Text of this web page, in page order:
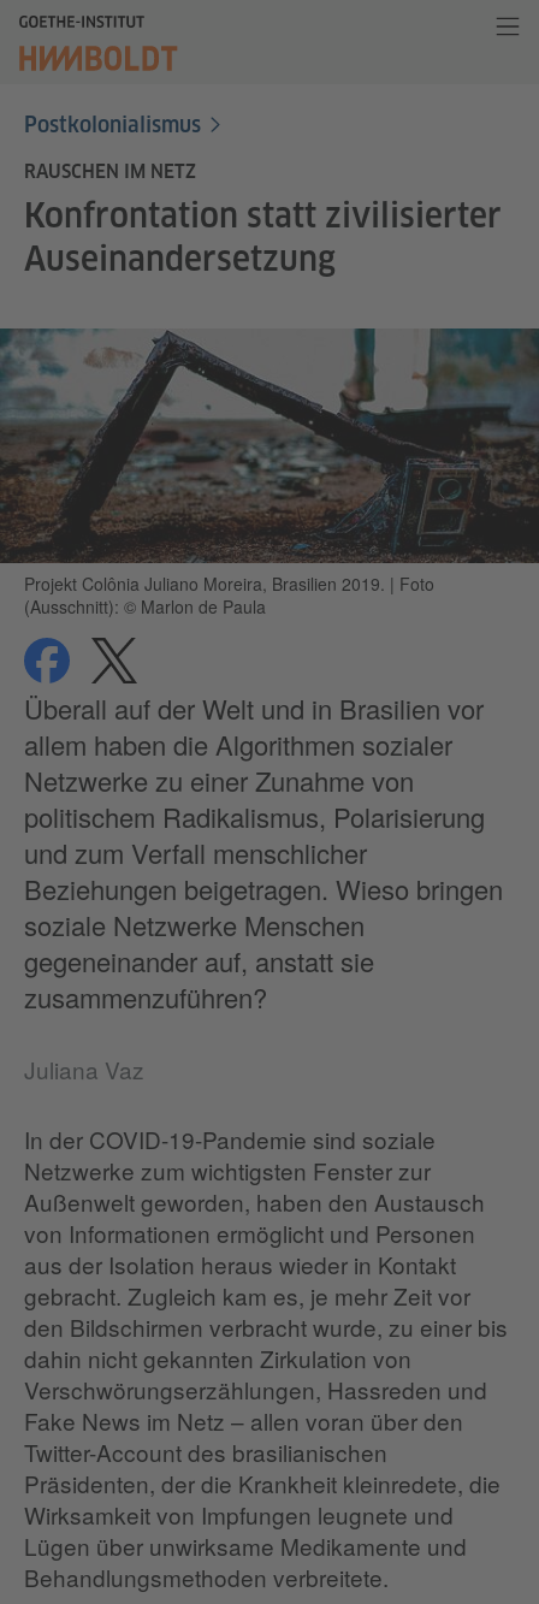
Postkolonialismus
RAUSCHEN IM NETZ
Konfrontation statt zivilisierter
Auseinandersetzung
Projekt Colônia Juliano Moreira, Brasilien 2019. | Foto
(Ausschnitt): © Marlon de Paula
teilen teilen
Überall auf der Welt und in Brasilien vor
allem haben die Algorithmen sozialer
Netzwerke zu einer Zunahme von
politischem Radikalismus, Polarisierung
und zum Verfall menschlicher
Beziehungen beigetragen. Wieso bringen
soziale Netzwerke Menschen
gegeneinander auf, anstatt sie
zusammenzuführen?
Juliana Vaz
In der COVID-19-Pandemie sind soziale
Netzwerke zum wichtigsten Fenster zur
Außenwelt geworden, haben den Austausch
von Informationen ermöglicht und Personen
aus der Isolation heraus wieder in Kontakt
gebracht. Zugleich kam es, je mehr Zeit vor
den Bildschirmen verbracht wurde, zu einer bis
dahin nicht gekannten Zirkulation von
Verschwörungserzählungen, Hassreden und
Fake News im Netz – allen voran über den
Twitter-Account des brasilianischen
Präsidenten, der die Krankheit kleinredete, die
Wirksamkeit von Impfungen leugnete und
Lügen über unwirksame Medikamente und
Behandlungsmethoden verbreitete.